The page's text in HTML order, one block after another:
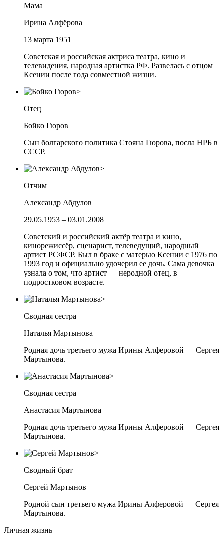
Мама
Ирина Алфёрова
13 марта 1951
Советская и российская актриса театра, кино и
телевидения, народная артистка РФ. Развелась с отцом
Ксении после года совместной жизни.
Отец
Бойко Гюров
Сын болгарского политика Стояна Гюрова, посла НРБ в
СССР.
Отчим
Александр Абдулов
29.05.1953 – 03.01.2008
Советский и российский актёр театра и кино,
кинорежиссёр, сценарист, телеведущий, народный
артист РСФСР. Был в браке с матерью Ксении с 1976 по
1993 год и официально удочерил ее дочь. Сама девочка
узнала о том, что артист — неродной отец, в
подростковом возрасте.
Сводная сестра
Наталья Мартынова
Родная дочь третьего мужа Ирины Алферовой — Сергея
Мартынова.
Сводная сестра
Анастасия Мартынова
Родная дочь третьего мужа Ирины Алферовой — Сергея
Мартынова.
Сводный брат
Сергей Мартынов
Родной сын третьего мужа Ирины Алферовой — Сергея
Мартынова.
Личная жизнь